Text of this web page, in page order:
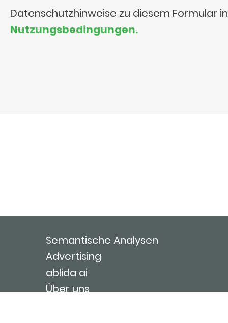
Datenschutzhinweise zu diesem Formular
Nutzungsbedingungen.
Semantische Analysen
Advertising
ablida ai
Über uns